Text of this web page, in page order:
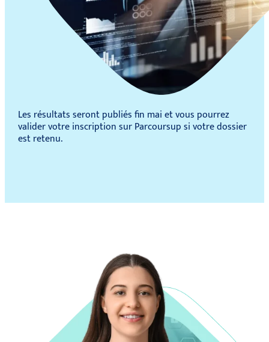
Les résultats seront publiés fin mai et vous pourrez
valider votre inscription sur Parcoursup si votre dossier
est retenu.